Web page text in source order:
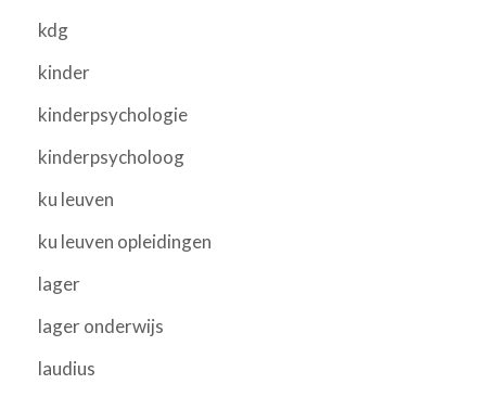
kdg
kinder
kinderpsychologie
kinderpsycholoog
ku leuven
ku leuven opleidingen
lager
lager onderwijs
laudius